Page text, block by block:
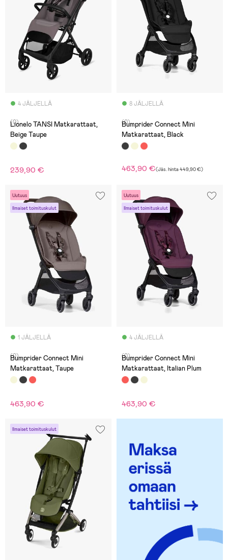
4 JÄLJELLÄ
(0)
Lionelo TANSI Matkarattaat,
Beige Taupe
239,90 €
8 JÄLJELLÄ
(0)
Bumprider Connect Mini
Matkarattaat, Black
463,90 €(Jäs. hinta449,90 €)
Uutuus
Ilmaiset toimituskulut
1 JÄLJELLÄ
(0)
Bumprider Connect Mini
Matkarattaat, Taupe
463,90 €
Uutuus
Ilmaiset toimituskulut
4 JÄLJELLÄ
(0)
Bumprider Connect Mini
Matkarattaat, Italian Plum
463,90 €
Ilmaiset toimituskulut